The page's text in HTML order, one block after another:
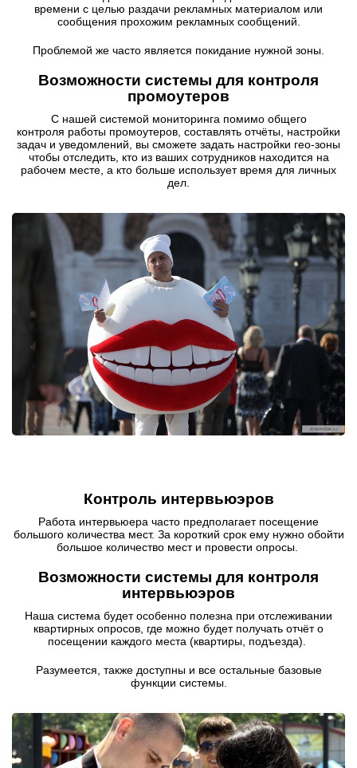
времени с целью раздачи рекламных материалом или
сообщения прохожим рекламных сообщений.
Проблемой же часто является покидание нужной зоны.
Возможности системы для контроля
промоутеров
С нашей системой мониторинга помимо общего
контроля работы промоутеров, составлять отчёты, настройки
задач и уведомлений, вы сможете задать настройки гео-зоны
чтобы отследить, кто из ваших сотрудников находится на
рабочем месте, а кто больше использует время для личных
дел.
Контроль интервьюэров
Работа интервьюера часто предполагает посещение
большого количества мест. За короткий срок ему нужно обойти
большое количество мест и провести опросы.
Возможности системы для контроля
интервьюэров
Наша система будет особенно полезна при отслеживании
квартирных опросов, где можно будет получать отчёт о
посещении каждого места (квартиры, подъезда).
Разумеется, также доступны и все остальные базовые
функции системы.